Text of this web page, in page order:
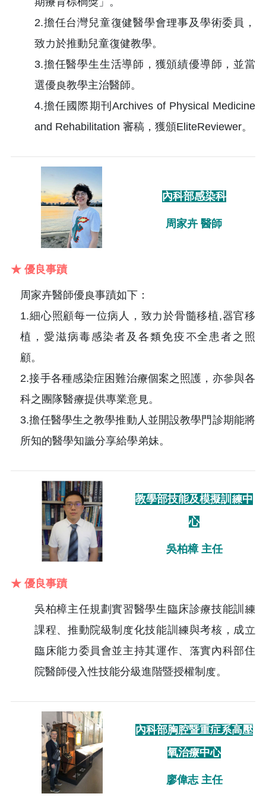
2.擔任台灣兒童復健醫學會理事及學術委員，
致力於推動兒童復健教學。
3.擔任醫學生生活導師，獲頒績優導師，並當
選優良教學主治醫師。
4.擔任國際期刊Archives of Physical Medicine
and Rehabilitation 審稿，獲頒EliteReviewer。
內科部感染科
周家卉 醫師
★ 優良事蹟
周家卉醫師優良事蹟如下：
1.細心照顧每一位病人，致力於骨髓移植,器官移
植，愛滋病毒感染者及各類免疫不全患者之照
顧。
2.接手各種感染症困難治療個案之照護，亦參與各
科之團隊醫療提供專業意見。
3.擔任醫學生之教學推動人並開設教學門診期能將
所知的醫學知識分享給學弟妹。
教學部技能及模擬訓練中
心
吳柏樟 主任
★ 優良事蹟
吳柏樟主任規劃實習醫學生臨床診療技能訓練
課程、推動院級制度化技能訓練與考核，成立
臨床能力委員會並主持其運作、落實內科部住
院醫師侵入性技能分級進階暨授權制度。
內科部胸腔暨重症系高壓
氧治療中心
廖偉志 主任